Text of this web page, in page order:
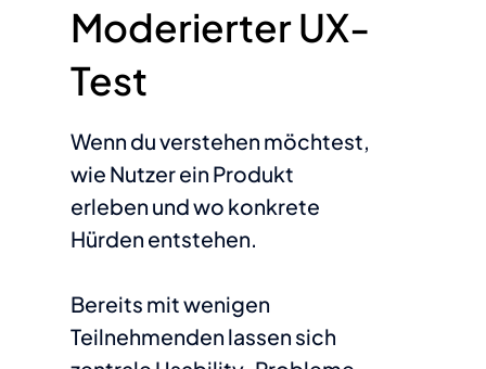
Moderierter UX-
Test
Wenn du verstehen möchtest,
wie Nutzer ein Produkt
erleben und wo konkrete
Hürden entstehen.
Bereits mit wenigen
Teilnehmenden lassen sich